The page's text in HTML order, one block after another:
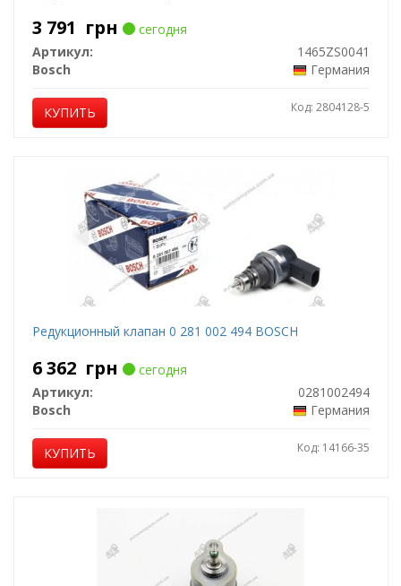
3 791 грн
сегодня
Артикул:
1465ZS0041
Bosch
Германия
КУПИТЬ Код: 2804128-5
Редукционный клапан 0 281 002 494 BOSCH
6 362 грн
сегодня
Артикул:
0281002494
Bosch
Германия
КУПИТЬ Код: 14166-35